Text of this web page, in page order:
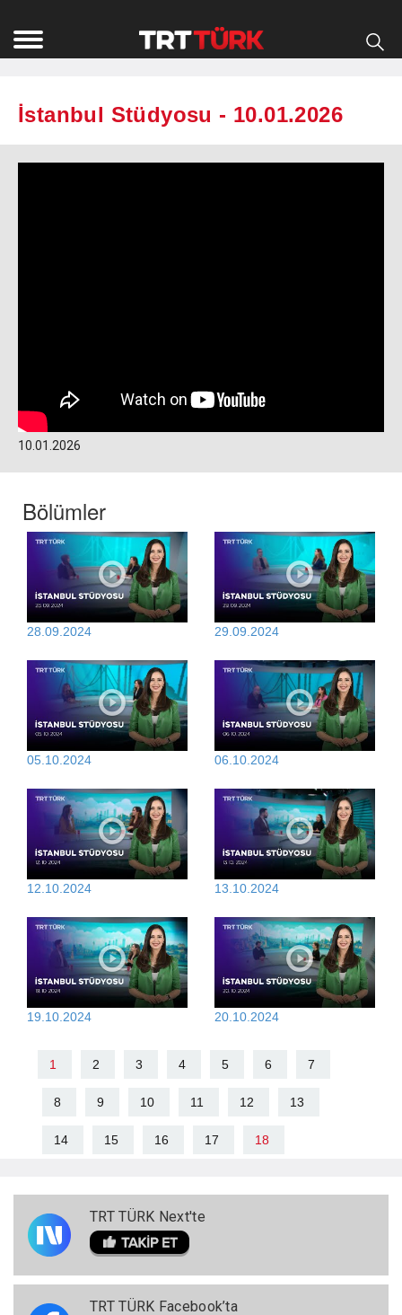
İstanbul Stüdyosu - 10.01.2026
10.01.2026
Bölümler
28.09.2024 29.09.2024
05.10.2024 06.10.2024
12.10.2024 13.10.2024
19.10.2024 20.10.2024
1 2 3 4 5 6 7
8 9 10 11 12 13
14 15 16 17 18
TRT TÜRK Next'te
TRT TÜRK Facebook’ta